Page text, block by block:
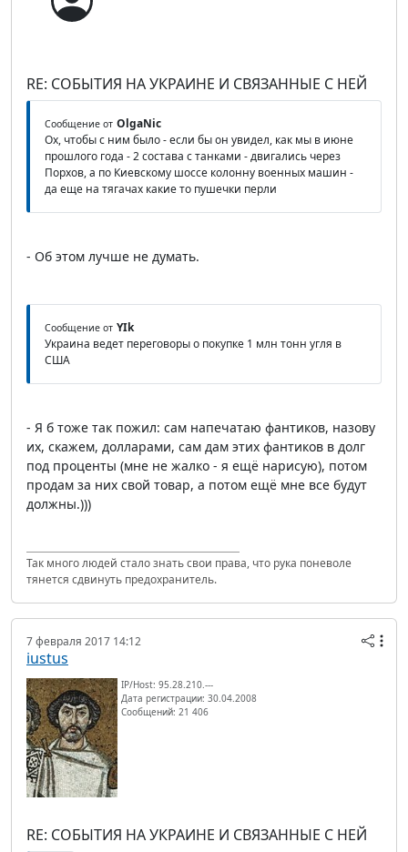
RE: СОБЫТИЯ НА УКРАИНЕ И СВЯЗАННЫЕ С НЕЙ
Сообщение от OlgaNic
Ох, чтобы с ним было - если бы он увидел, как мы в июне
прошлого года - 2 состава с танками - двигались через
Порхов, а по Киевскому шоссе колонну военных машин -
да еще на тягачах какие то пушечки перли
- Об этом лучше не думать.
Сообщение от YIk
Украина ведет переговоры о покупке 1 млн тонн угля в
США
- Я б тоже так пожил: сам напечатаю фантиков, назову
их, скажем, долларами, сам дам этих фантиков в долг
под проценты (мне не жалко - я ещё нарисую), потом
продам за них свой товар, а потом ещё мне все будут
должны.)))
Так много людей стало знать свои права, что рука поневоле
тянется сдвинуть предохранитель.
7 февраля 2017 14:12
iustus
IP/Host: 95.28.210.---
Дата регистрации: 30.04.2008
Сообщений: 21 406
RE: СОБЫТИЯ НА УКРАИНЕ И СВЯЗАННЫЕ С НЕЙ